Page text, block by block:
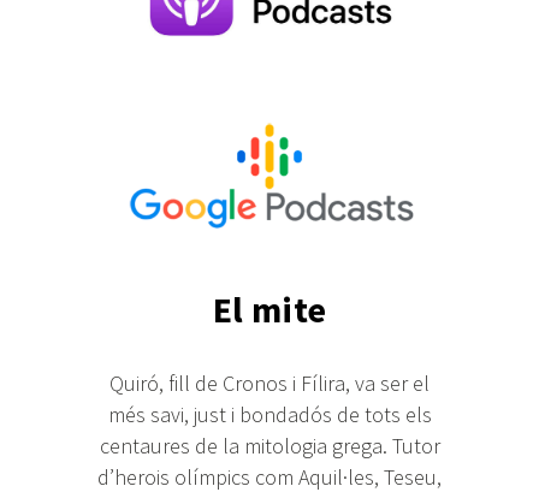
El mite
Quiró, fill de Cronos i Fílira, va ser el
més savi, just i bondadós de tots els
centaures de la mitologia grega. Tutor
d’herois olímpics com Aquil·les, Teseu,